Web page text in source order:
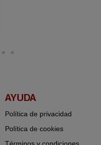
AYUDA
Política de privacidad
Política de cookies